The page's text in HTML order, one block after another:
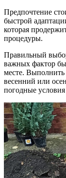
Предпочтение
быстрой
которая
процедуры.
Правильный
важных фактор
месте. Выполнить
весенний или
погодные